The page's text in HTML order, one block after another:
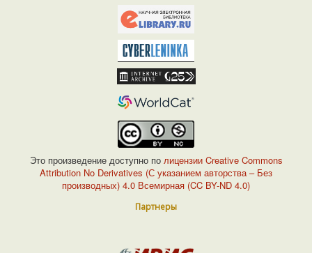
Это произведение доступно по лицензии Creative Commons
Attribution No Derivatives (С указанием авторства – Без
производных) 4.0 Всемирная (CC BY-ND 4.0)
Партнеры